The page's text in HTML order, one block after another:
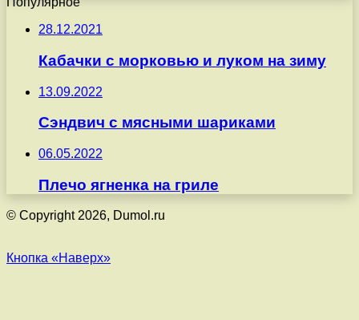
28.12.2021
Кабачки с морковью и луком на зиму
13.09.2022
Сэндвич с мясными шариками
06.05.2022
Плечо ягненка на гриле
© Copyright 2026, Dumol.ru
Кнопка «Наверх»